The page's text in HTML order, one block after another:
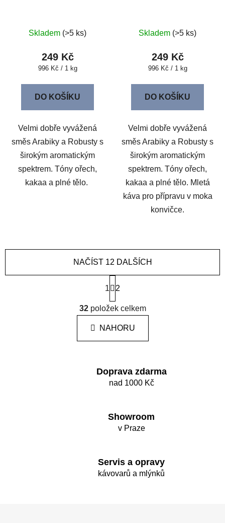
Skladem (>5 ks)
249 Kč
Měrná
996 Kč / 1 kg
DO KOŠÍKU
Velmi dobře vyvážená
směs Arabiky a Robusty s
širokým aromatickým
spektrem. Tóny ořech,
kakaa a plné tělo.
Skladem (>5 ks)
249 Kč
Měrná
996 Kč / 1 kg
DO KOŠÍKU
Velmi dobře vyvážená
směs Arabiky a Robusty s
širokým aromatickým
spektrem. Tóny ořech,
kakaa a plné tělo. Mletá
káva pro přípravu v moka
konvičce.
O
v
l
á
d
c
í
p
v
k
p
i
NAČÍST 12 DALŠÍCH
S
t
r
á
n
k
í
1 2
32položek celkem
NAHORU
Doprava zdarma
nad 1000 Kč
Showroom
v Praze
Servis a opravy
kávovarů a mlýnků